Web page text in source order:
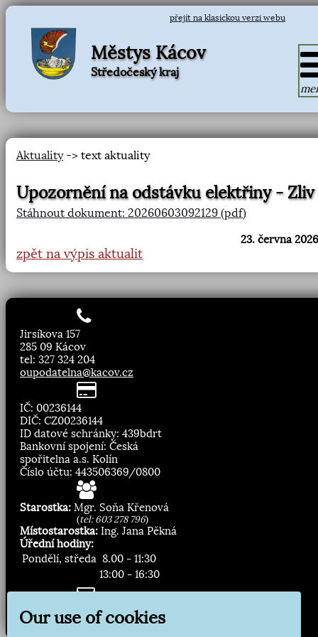
přejít na klasickou verzi webu
Městys Kácov
Středočeský kraj
Aktuality-> text aktuality
Upozornění na odstávku elektřiny - Zliv
Stáhnout dokument: 20260603092129 (pdf)
23. června
zpět na výpis aktualit
Jirsíkova 157
285 09 Kácov
tel: 327 324 204
oupodatelna@kacov.cz
IČ: 00236144
DIČ: CZ00236144
ID datové schránky: 439bdrt
Bankovní spojení: Česká
spořitelna a.s. Kolín
Číslo účtu: 443506369/0800
Starostka: Mgr. Soňa Křenová
(tel: 603 278 796)
Místostarostka: Ing. Jana Pěkná
Úřední hodiny:
Pondělí, středa 8.00 - 11:30
13:00 - 16:30
Zasílání novinek:
Our use of cookies